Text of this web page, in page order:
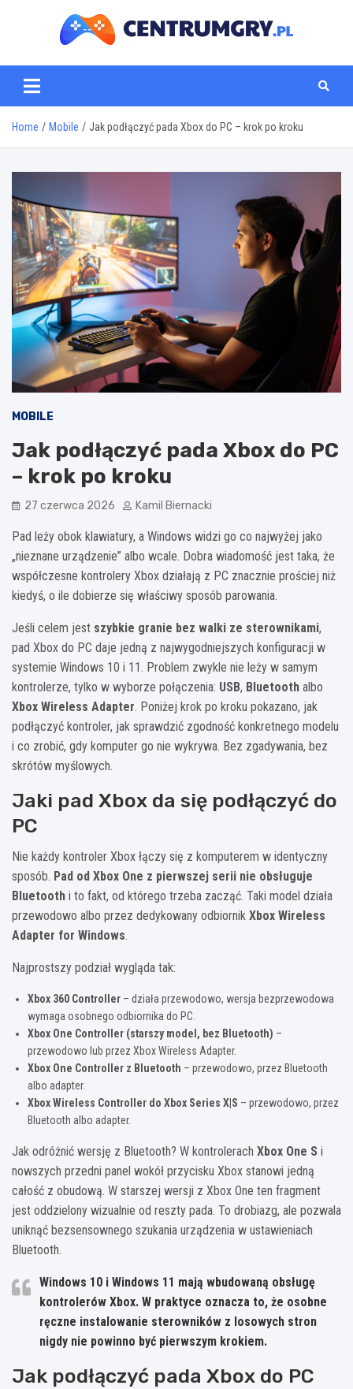
centrumgry.pl
Home Mobile Jak podłączyć pada Xbox do PC – krok po kroku
MOBILE
Jak podłączyć pada Xbox do PC
– krok po kroku
27 czerwca 2026 Kamil Biernacki
Pad leży obok klawiatury, a Windows widzi go co najwyżej jako
„nieznane urządzenie” albo wcale. Dobra wiadomość jest taka, że
współczesne kontrolery Xbox działają z PC znacznie prościej niż
kiedyś, o ile dobierze się właściwy sposób parowania.
Jeśli celem jest szybkie granie bez walki ze sterownikami,
pad Xbox do PC daje jedną z najwygodniejszych konfiguracji w
systemie Windows 10 i 11. Problem zwykle nie leży w samym
kontrolerze, tylko w wyborze połączenia: USB, Bluetooth albo
Xbox Wireless Adapter. Poniżej krok po kroku pokazano, jak
podłączyć kontroler, jak sprawdzić zgodność konkretnego modelu
i co zrobić, gdy komputer go nie wykrywa. Bez zgadywania, bez
skrótów myślowych.
Jaki pad Xbox da się podłączyć do
PC
Nie każdy kontroler Xbox łączy się z komputerem w identyczny
sposób. Pad od Xbox One z pierwszej serii nie obsługuje
Bluetooth i to fakt, od którego trzeba zacząć. Taki model działa
przewodowo albo przez dedykowany odbiornik Xbox Wireless
Adapter for Windows.
Najprostszy podział wygląda tak:
Xbox 360 Controller – działa przewodowo, wersja bezprzewodowa
wymaga osobnego odbiornika do PC.
Xbox One Controller (starszy model, bez Bluetooth) –
przewodowo lub przez Xbox Wireless Adapter.
Xbox One Controller z Bluetooth – przewodowo, przez Bluetooth
albo adapter.
Xbox Wireless Controller do Xbox Series X|S – przewodowo, przez
Bluetooth albo adapter.
Jak odróżnić wersję z Bluetooth? W kontrolerach Xbox One S i
nowszych przedni panel wokół przycisku Xbox stanowi jedną
całość z obudową. W starszej wersji z Xbox One ten fragment
jest oddzielony wizualnie od reszty pada. To drobiazg, ale pozwala
uniknąć bezsensownego szukania urządzenia w ustawieniach
Bluetooth.
Windows 10 i Windows 11 mają wbudowaną obsługę
kontrolerów Xbox. W praktyce oznacza to, że osobne
ręczne instalowanie sterowników z losowych stron
nigdy nie powinno być pierwszym krokiem.
Jak podłączyć pada Xbox do PC